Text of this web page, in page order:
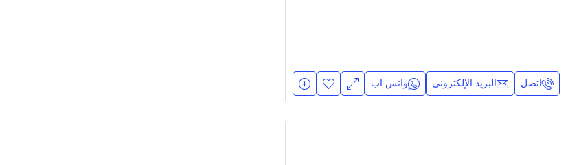
اتصل البريد الإلكتروني واتس اب